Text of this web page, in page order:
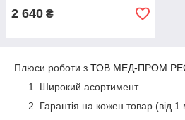
2 640 ₴
Плюси роботи з ТОВ МЕД-ПРОМ
Широкий асортимент.
Гарантія на кожен товар (від 1